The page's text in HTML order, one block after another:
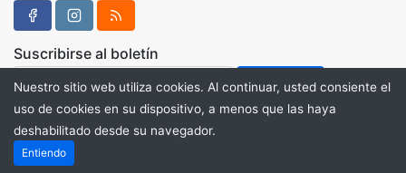
Suscribirse al boletín
Powered by
Nuestro sitio web utiliza cookies. Al continuar, usted consiente el
uso de cookies en su dispositivo, a menos que las haya
deshabilitado desde su navegador.
Entiendo